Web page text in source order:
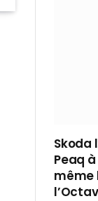
Skoda
Peaq
même